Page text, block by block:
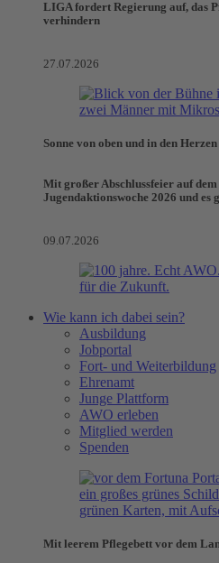
LIGA fordert Regierung auf, das
verhindern
27.07.2026
Sonne von oben und in den Herzen
Mit großer Abschlussfeier auf dem
Jugendaktionswoche 2026 und es
09.07.2026
Wie kann ich dabei sein?
Ausbildung
Jobportal
Fort- und Weiterbildung
Ehrenamt
Junge Plattform
AWO erleben
Mitglied werden
Spenden
Mit leerem Pflegebett vor dem